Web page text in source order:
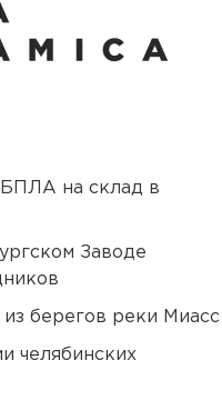
БПЛА на склад в
Заводе
берегов реки Миасс
челябинских